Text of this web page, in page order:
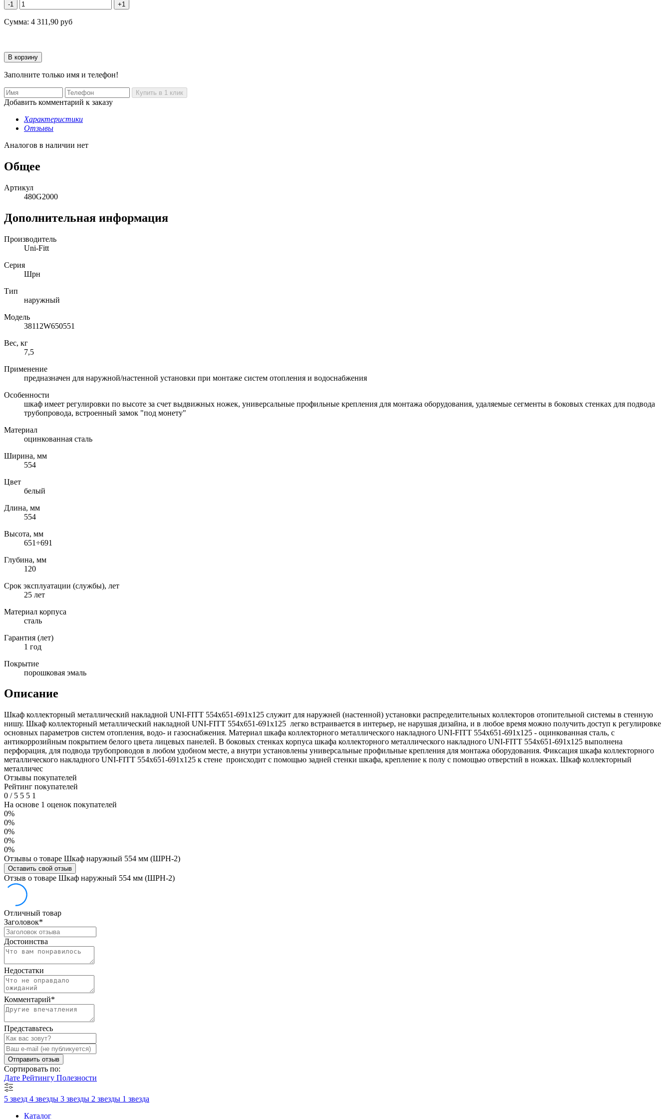
-1 +1
Сумма: 4 311,90 руб
Заполните только имя и телефон!
Добавить комментарий к заказу
Характеристики
Отзывы
Аналогов в наличии нет
Общее
Артикул
480G2000
Дополнительная информация
Производитель
Uni-Fitt
Серия
Шрн
Тип
наружный
Модель
38112W650551
Вес, кг
7,5
Применение
предназначен для наружной/настенной установки при монтаже систем отопления и водоснабжения
Особенности
шкаф имеет регулировки по высоте за счет выдвижных ножек, универсальные профильные крепления для монтажа оборудования, удаляемые сегменты в боковых стенках для подвода
трубопровода, встроенный замок "под монету"
Материал
оцинкованная сталь
Ширина, мм
554
Цвет
белый
Длина, мм
554
Высота, мм
651÷691
Глубина, мм
120
Срок эксплуатации (службы), лет
25 лет
Материал корпуса
сталь
Гарантия (лет)
1 год
Покрытие
порошковая эмаль
Описание
Шкаф коллекторный металлический накладной UNI-FITT 554х651-691х125 служит для наружней (настенной) установки распределительных коллекторов отопительной системы в стенную
нишу. Шкаф коллекторный металлический накладной UNI-FITT 554х651-691х125 легко встраивается в интерьер, не нарушая дизайна, и в любое время можно получить доступ к регулировке
основных параметров систем отопления, водо- и газоснабжения. Материал шкафа коллекторного металлического накладного UNI-FITT 554х651-691х125 - оцинкованная сталь, с
антикоррозийным покрытием белого цвета лицевых панелей. В боковых стенках корпуса шкафа коллекторного металлического накладного UNI-FITT 554х651-691х125 выполнена
перфорация, для подвода трубопроводов в любом удобном месте, а внутри установлены универсальные профильные крепления для монтажа оборудования. Фиксация шкафа коллекторного
металлического накладного UNI-FITT 554х651-691х125 к стене происходит с помощью задней стенки шкафа, крепление к полу с помощью отверстий в ножках. Шкаф коллекторный
металличес
Отзывы покупателей
Рейтинг покупателей
0 /5 5 5 1
На основе 1 оценок покупателей
0%
0%
0%
0%
0%
Отзывы о товаре Шкаф наружный 554 мм (ШРН-2)
Оставить свой отзыв
Отзыв о товаре Шкаф наружный 554 мм (ШРН-2)
Отличный товар
Заголовок*
Достоинства
Недостатки
Комментарий*
Представьтесь
Отправить отзыв
Сортировать по:
Дате Рейтингу Полезности
5 звезд 4 звезды 3 звезды 2 звезды 1 звезда
Каталог